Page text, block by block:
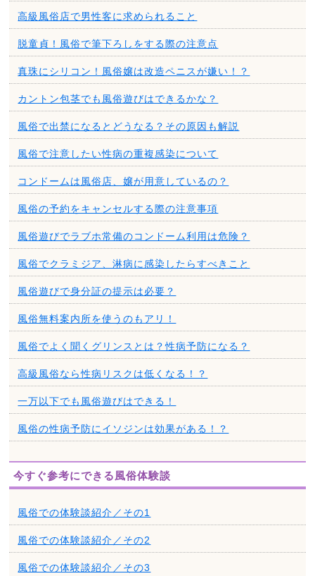
高級風俗店で男性客に求められること
脱童貞！風俗で筆下ろしをする際の注意点
真珠にシリコン！風俗嬢は改造ペニスが嫌い！？
カントン包茎でも風俗遊びはできるかな？
風俗で出禁になるとどうなる？その原因も解説
風俗で注意したい性病の重複感染について
コンドームは風俗店、嬢が用意しているの？
風俗の予約をキャンセルする際の注意事項
風俗遊びでラブホ常備のコンドーム利用は危険？
風俗でクラミジア、淋病に感染したらすべきこと
風俗遊びで身分証の提示は必要？
風俗無料案内所を使うのもアリ！
風俗でよく聞くグリンスとは？性病予防になる？
高級風俗なら性病リスクは低くなる！？
一万以下でも風俗遊びはできる！
風俗の性病予防にイソジンは効果がある！？
今すぐ参考にできる風俗体験談
風俗での体験談紹介／その1
風俗での体験談紹介／その2
風俗での体験談紹介／その3